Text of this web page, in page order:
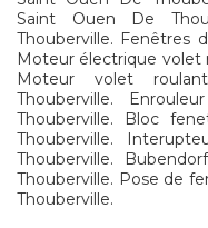
Saint Ouen De
Thouberville. Fenêtres
Moteur électrique volet
Moteur volet
Thouberville.
Thouberville. Bloc
Thouberville.
Thouberville.
Thouberville. Pose de
Thouberville.